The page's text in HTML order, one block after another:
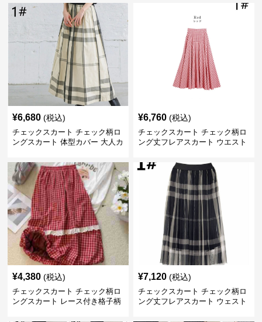
¥6,680 (税込)
チェックスカート チェック柄ロ
ングスカート 体型カバー 大人カ
¥6,760 (税込)
チェックスカート チェック柄ロ
ング丈フレアスカート ウエスト
¥4,380 (税込)
チェックスカート チェック柄ロ
ングスカート レース付き格子柄
¥7,120 (税込)
チェックスカート チェック柄ロ
ング丈フレアスカート ウェスト